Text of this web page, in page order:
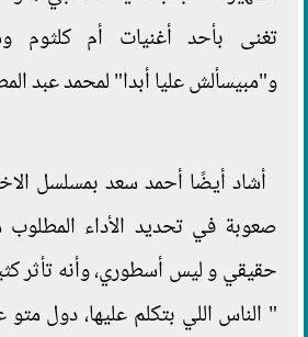
تغنى بأحد أغنيات أم كلثوم
و"مبيسألش عليا أبدا" لمحمد عبد
أشاد أيضًا أحمد سعد بمسلسل
صعوبة في تحديد الأداء المطلوب
حقيقي و ليس أسطوري، وأنه تأثر
" الناس اللي بتكلم عليها، دول